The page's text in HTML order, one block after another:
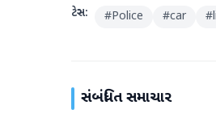
ટેગ્સ: #Police #car #
સંબંધિત સમાચાર